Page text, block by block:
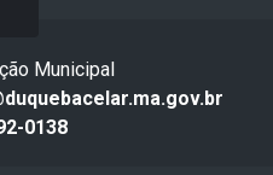
Municipal
0138